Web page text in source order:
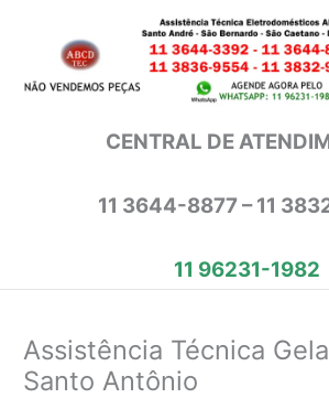
conteúdo
CENTRAL DE
11 3644-8877 – 11
11 96231-1982
Assistência Técnica
Santo Antônio